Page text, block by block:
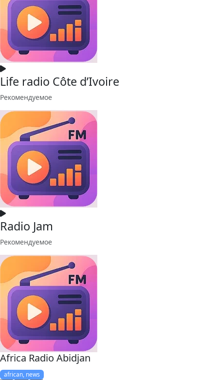
Life radio Côte d’Ivoire
Рекомендуемое
Radio Jam
Рекомендуемое
Africa Radio Abidjan
african, news